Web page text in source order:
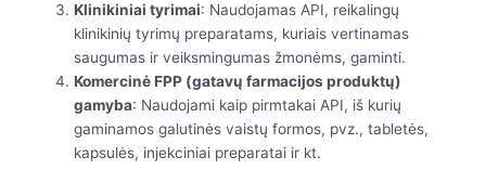
Klinikiniai tyrimai: Naudojamas API, reikalingų
klinikinių tyrimų preparatams, kuriais vertinamas
saugumas ir veiksmingumas žmonėms, gaminti.
Komercinė FPP (gatavų farmacijos produktų)
gamyba: Naudojami kaip pirmtakai API, iš kurių
gaminamos galutinės vaistų formos, pvz., tabletės,
kapsulės, injekciniai preparatai ir kt.